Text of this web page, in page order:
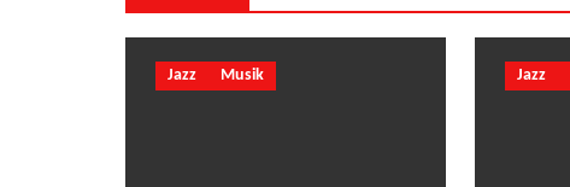
Jazz Musik Jazz